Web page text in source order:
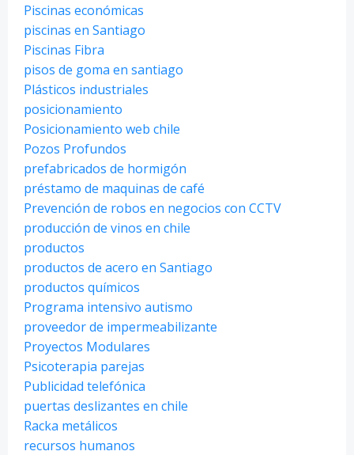
Piscinas económicas
piscinas en Santiago
Piscinas Fibra
pisos de goma en santiago
Plásticos industriales
posicionamiento
Posicionamiento web chile
Pozos Profundos
prefabricados de hormigón
préstamo de maquinas de café
Prevención de robos en negocios con CCTV
producción de vinos en chile
productos
productos de acero en Santiago
productos químicos
Programa intensivo autismo
proveedor de impermeabilizante
Proyectos Modulares
Psicoterapia parejas
Publicidad telefónica
puertas deslizantes en chile
Racka metálicos
recursos humanos